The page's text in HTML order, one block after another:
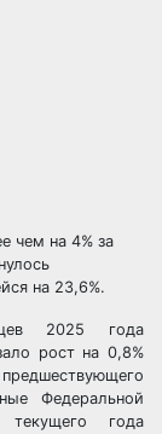
чем на 4% за
на 23,6%.
2025 года
рост на 0,8%
Федеральной
текущего года